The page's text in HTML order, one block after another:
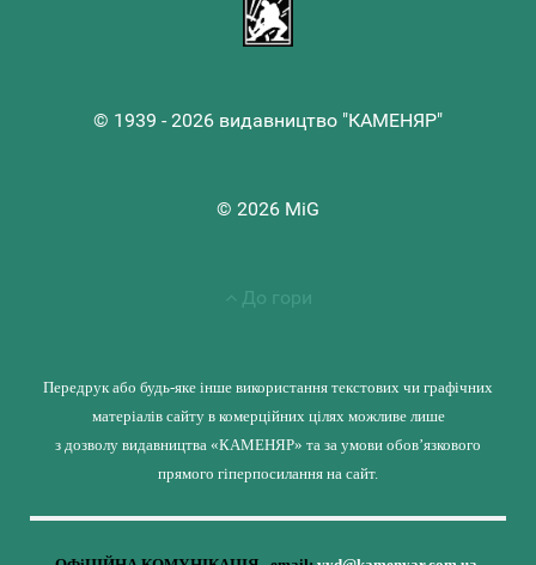
© 1939 - 2026 видавництво "КАМЕНЯР"
© 2026 MiG
До гори
Передрук або будь-яке інше використання текстових чи графічних
матеріалів сайту в комерційних цілях можливе лише
з дозволу видавництва «КАМЕНЯР» та за умови обов’язкового
прямого гіперпосилання на сайт.